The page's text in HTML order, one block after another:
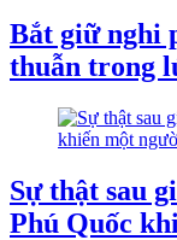
Bắt giữ nghi
thuẫn trong
Sự thật sau
Phú Quốc